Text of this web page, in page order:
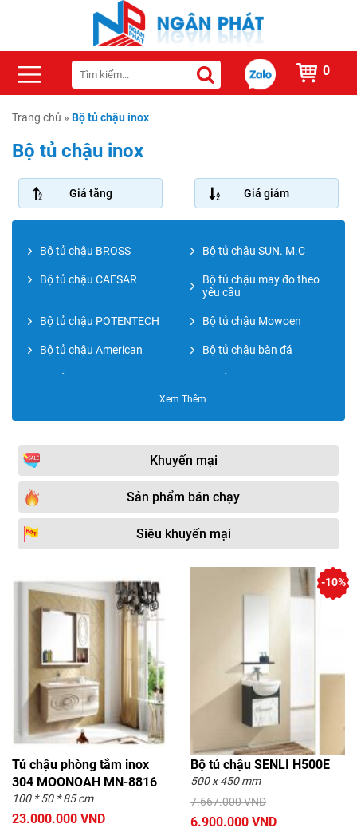
0
Trang chủ » Bộ tủ chậu inox
Bộ tủ chậu inox
Giá tăng Giá giảm
Bộ tủ chậu BROSS Bộ tủ chậu SUN. M.C
Bộ tủ chậu CAESAR
Bộ tủ chậu may đo theo
yêu cầu
Bộ tủ chậu POTENTECH Bộ tủ chậu Mowoen
Bộ tủ chậu American Bộ tủ chậu bàn đá
Bộ tủ chậu PVC cao cấp
NP
Bộ tủ chậu bằng nhựa
Bộ tủ chậu Plywood
Bộ tủ chậu KOHLER
Bộ tủ chậu AKHOA
Bộ tủ chậu Samwon Bộ tủ chậu Sewo
Bộ tủ chậu Viglacera
Bộ tủ chậu Supor Bộ tủ chậu HKXIMOR
Bộ tủ chậu Cappella Bộ tủ chậu Fasheng
Bộ tủ chậu Saizhou Bộ tủ chậu JOMOO
Xem Thêm
Khuyến mại
Sản phẩm bán chạy
Siêu khuyến mại
Tủ chậu phòng tắm inox
304 MOONOAH MN-8816
100 * 50 * 85 cm
23.000.000 VND
Bộ tủ chậu SENLI H500E
500 x 450 mm
7.667.000 VND
6.900.000 VND
-10%